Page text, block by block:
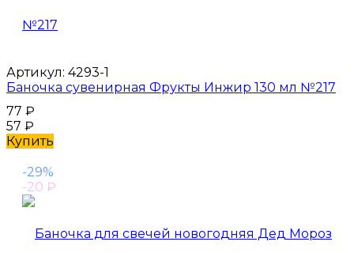
Артикул: 4293-1
Баночка сувенирная Фрукты Инжир 130 мл №217
77 ₽
57 ₽
Купить
-29%
-20 ₽